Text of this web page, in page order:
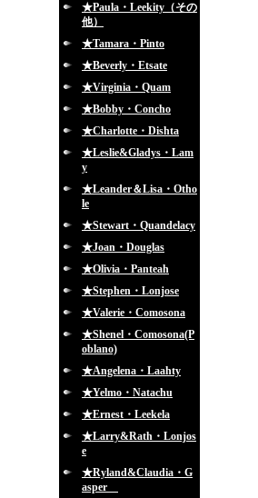
★Paula・Leekity（その
他）
★Tamara・Pinto
★Beverly・Etsate
★Virginia・Quam
★Bobby・Concho
★Charlotte・Dishta
★Leslie&Gladys・Lam
y
★Leander＆Lisa・Otho
le
★Stewart・Quandelacy
★Joan・Douglas
★Olivia・Panteah
★Stephen・Lonjose
★Valerie・Comosona
★Shenel・Comosona(P
oblano)
★Angelena・Laahty
★Yelmo・Natachu
★Ernest・Leekela
★Larry&Rath・Lonjos
e
★Ryland&Claudia・G
asper